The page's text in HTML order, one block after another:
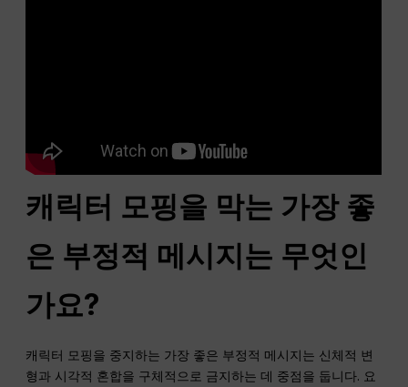
캐릭터 모핑을 막는 가장 좋
은 부정적 메시지는 무엇인
가요?
캐릭터 모핑을 중지하는 가장 좋은 부정적 메시지는 신체적 변
형과 시각적 혼합을 구체적으로 금지하는 데 중점을 둡니다. 요